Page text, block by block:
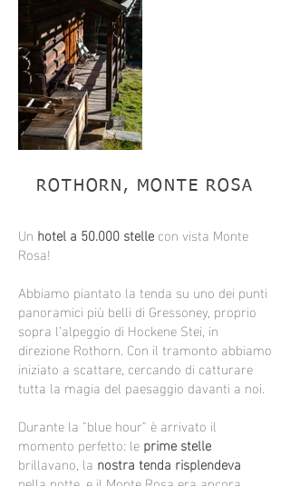
ROTHORN, MONTE ROSA
Un hotel a 50.000 stellecon vista Monte
Rosa!
Abbiamo piantato la tenda su uno dei punti
panoramici più belli di Gressoney, proprio
sopra l’alpeggio di Hockene Stei, in
direzione Rothorn. Con il tramonto abbiamo
iniziato a scattare, cercando di catturare
tutta la magia del paesaggio davanti a noi.
Durante la "blue hour" è arrivato il
momento perfetto: leprime stelle
brillavano, la nostra tenda risplendeva